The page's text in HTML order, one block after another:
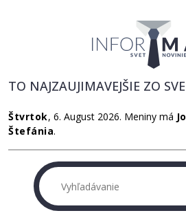
Štvrtok, 6. August 2026. Meniny má
Štefánia.
TO NAJZAUJIMAVEJŠIE ZO